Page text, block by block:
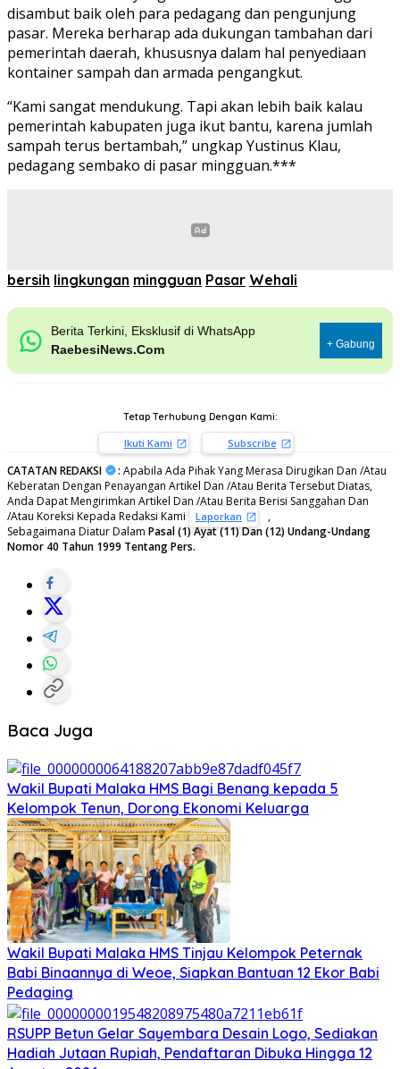
disambut baik oleh para pedagang dan pengunjung
pasar. Mereka berharap ada dukungan tambahan dari
pemerintah daerah, khususnya dalam hal penyediaan
kontainer sampah dan armada pengangkut.
“Kami sangat mendukung. Tapi akan lebih baik kalau
pemerintah kabupaten juga ikut bantu, karena jumlah
sampah terus bertambah,” ungkap Yustinus Klau,
pedagang sembako di pasar mingguan.***
bersih lingkungan mingguan Pasar Wehali
Berita Terkini, Eksklusif di WhatsApp
RaebesiNews.Com
+ Gabung
Tetap Terhubung Dengan Kami:
Ikuti Kami Subscribe
CATATAN REDAKSI : Apabila Ada Pihak Yang Merasa Dirugikan Dan /Atau
Keberatan Dengan Penayangan Artikel Dan /Atau Berita Tersebut Diatas,
Anda Dapat Mengirimkan Artikel Dan /Atau Berita Berisi Sanggahan Dan
/Atau Koreksi Kepada Redaksi Kami
Laporkan
,
Sebagaimana Diatur Dalam Pasal (1) Ayat (11) Dan (12) Undang-Undang
Nomor 40 Tahun 1999 Tentang Pers.
Baca Juga
Wakil Bupati Malaka HMS Bagi Benang kepada 5
Kelompok Tenun, Dorong Ekonomi Keluarga
Wakil Bupati Malaka HMS Tinjau Kelompok Peternak
Babi Binaannya di Weoe, Siapkan Bantuan 12 Ekor Babi
Pedaging
RSUPP Betun Gelar Sayembara Desain Logo, Sediakan
Hadiah Jutaan Rupiah, Pendaftaran Dibuka Hingga 12